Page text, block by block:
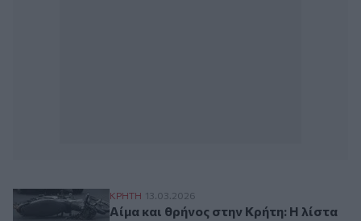
Αίμα και θρήνος στην Κρήτη: Η λίστα
ΚΡΗΤΗ 13.03.2026
Αίμα και θρήνος στην Κρήτη: Η λίστα